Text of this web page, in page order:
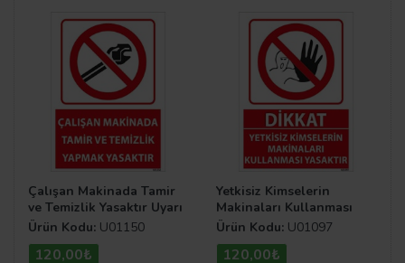
Çalışan Makinada Tamir
ve Temizlik Yasaktır Uyarı
Levhası
Ürün Kodu: U01150
120,00₺
Yetkisiz Kimselerin
Makinaları Kullanması
Yasaktır Uyarı Levhası
Ürün Kodu: U01097
120,00₺